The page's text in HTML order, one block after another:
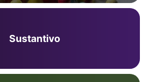
Sustantivo